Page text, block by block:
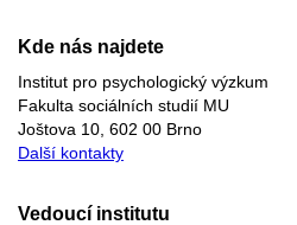
Kde nás najdete
Institut pro psychologický výzkum
Fakulta sociálních studií MU
Joštova 10, 602 00 Brno
Další kontakty
Vedoucí institutu